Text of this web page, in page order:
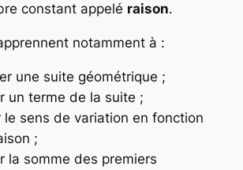
constant appelé raison.
notamment à :
une suite géométrique ;
un terme de la suite ;
le sens de variation en fonction
;
la somme des premiers